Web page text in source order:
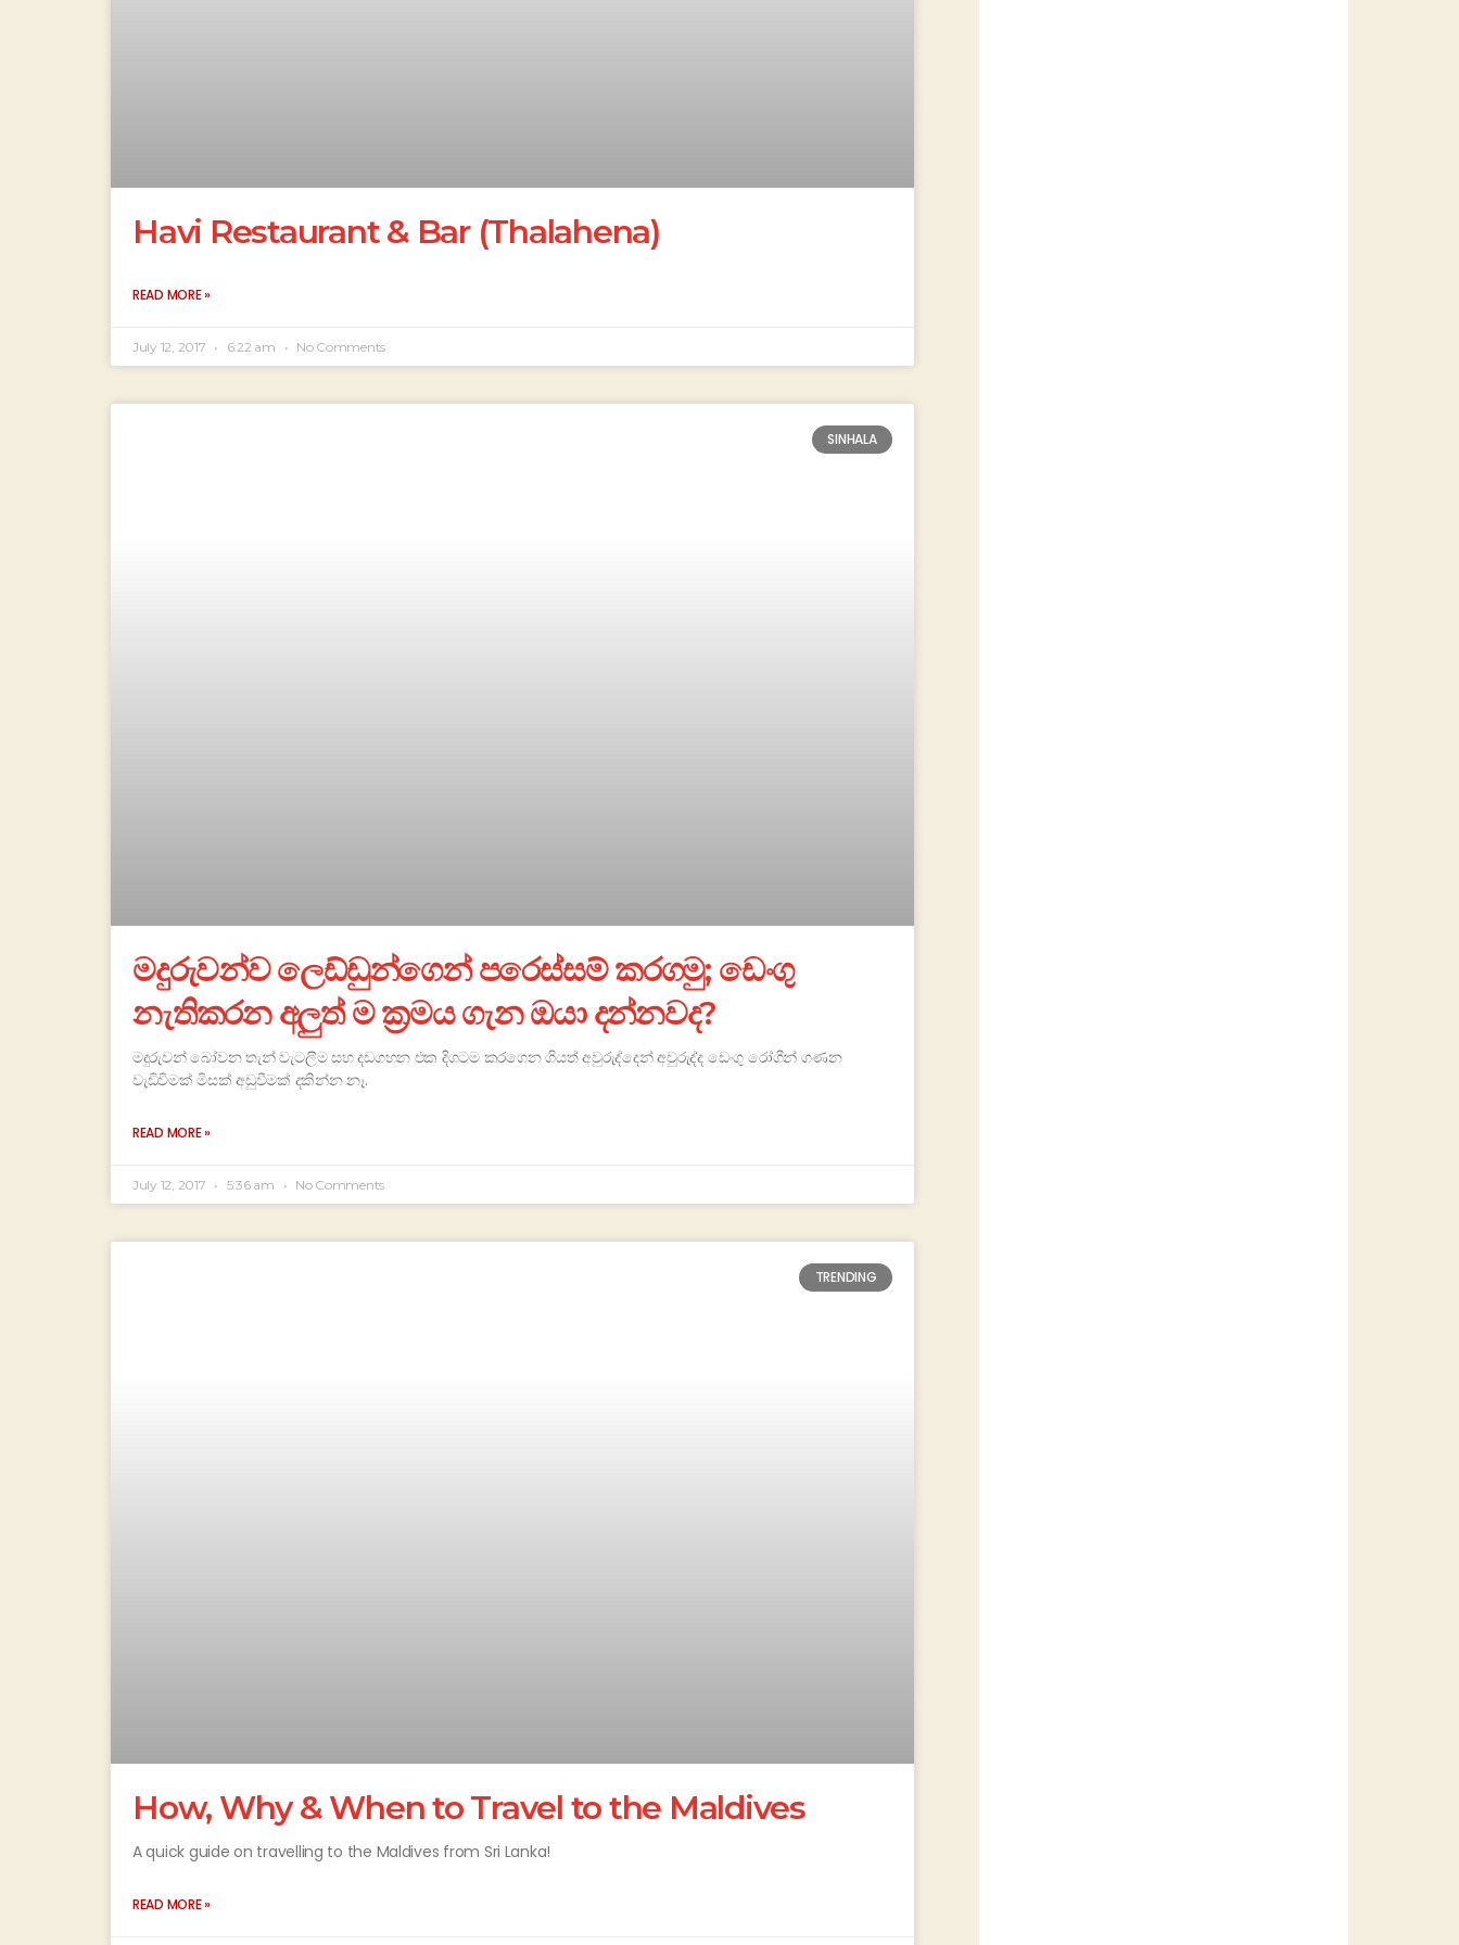
Havi Restaurant & Bar (Thalahena)
READ MORE »
July 12, 2017 6:22 am No Comments
SINHALA
මදුරුවන්ව ලෙඩ්ඩුන්ගෙන් පරෙස්සම් කරගමු; ඩෙංගු
නැතිකරන අලුත් ම ක්‍රමය ගැන ඔයා දන්නවද?
මදුරුවන් බෝවන තැන් වැටලීම සහ දඩගහන එක දිගටම කරගෙන ගියත් අවුරුද්දෙන් අවුරුද්ද ඩෙංගු රෝගීන් ගණන
වැඩිවිමක් මිසක් අඩුවීමක් දකින්න නෑ.
READ MORE »
July 12, 2017 5:36 am No Comments
TRENDING
How, Why & When to Travel to the Maldives
A quick guide on travelling to the Maldives from Sri Lanka!
READ MORE »